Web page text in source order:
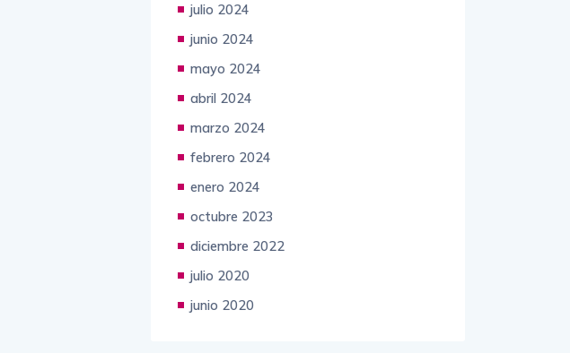
julio 2024
junio 2024
mayo 2024
abril 2024
marzo 2024
febrero 2024
enero 2024
octubre 2023
diciembre 2022
julio 2020
junio 2020